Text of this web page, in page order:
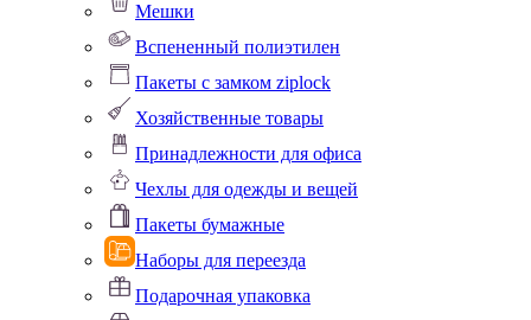
Мешки
Вспененный полиэтилен
Пакеты с замком ziplock
Хозяйственные товары
Принадлежности для офиса
Чехлы для одежды и вещей
Пакеты бумажные
Наборы для переезда
Подарочная упаковка